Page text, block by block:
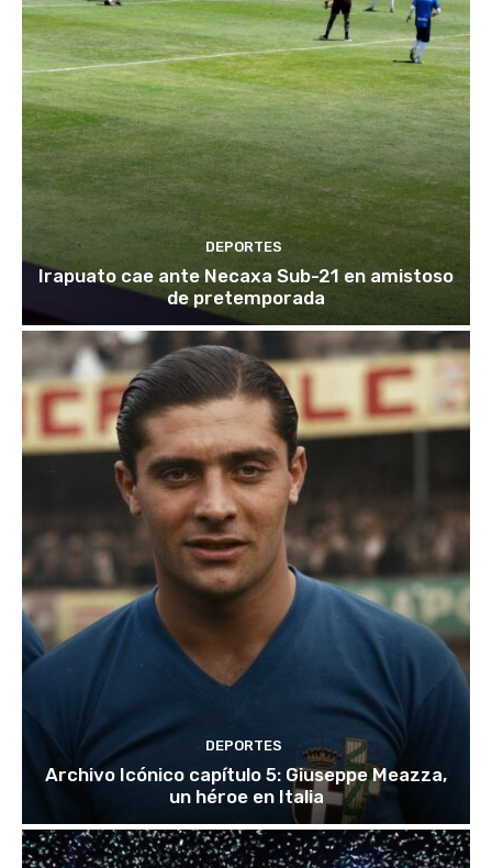
DEPORTES
Irapuato cae ante Necaxa Sub-21 en amistoso
de pretemporada
DEPORTES
Archivo Icónico capítulo 5: Giuseppe Meazza,
un héroe en Italia